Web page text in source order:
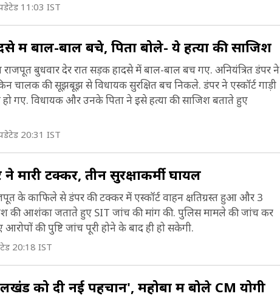
11:03 IST
बाल-बाल बचे, पिता बोले- ये हत्या की साजिश
बुधवार देर रात सड़क हादसे में बाल-बाल बच गए. अनियंत्रित डंपर ने
चालक की सूझबूझ से विधायक सुरक्षित बच निकले. डंपर ने एस्कॉर्ट गाड़ी
हो गए. विधायक और उनके पिता ने इसे हत्या की साजिश बताते हुए
20:31 IST
टक्कर, तीन सुरक्षाकर्मी घायल
के काफिले से डंपर की टक्कर में एस्कॉर्ट वाहन क्षतिग्रस्त हुआ और 3
की आशंका जताते हुए SIT जांच की मांग की. पुलिस मामले की जांच कर
की पुष्टि जांच पूरी होने के बाद ही हो सकेगी.
20:18 IST
को दी नई पहचान', महोबा में बोले CM योगी